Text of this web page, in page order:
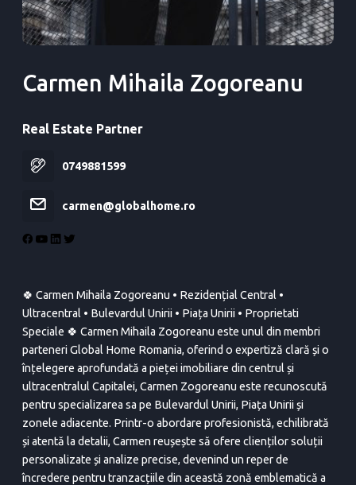
Carmen Mihaila Zogoreanu
Real Estate Partner
0749881599
carmen@globalhome.ro
🍀 Carmen Mihaila Zogoreanu • Rezidențial Central •
Ultracentral • Bulevardul Unirii • Piața Unirii • Proprietati
Speciale 🍀 Carmen Mihaila Zogoreanu este unul din membri
parteneri Global Home Romania, oferind o expertiză clară și o
înțelegere aprofundată a pieței imobiliare din centrul și
ultracentralul Capitalei, Carmen Zogoreanu este recunoscută
pentru specializarea sa pe Bulevardul Unirii, Piața Unirii și
zonele adiacente. Printr-o abordare profesionistă, echilibrată
și atentă la detalii, Carmen reușește să ofere clienților soluții
personalizate și analize precise, devenind un reper de
încredere pentru tranzacțiile din această zonă emblematică a